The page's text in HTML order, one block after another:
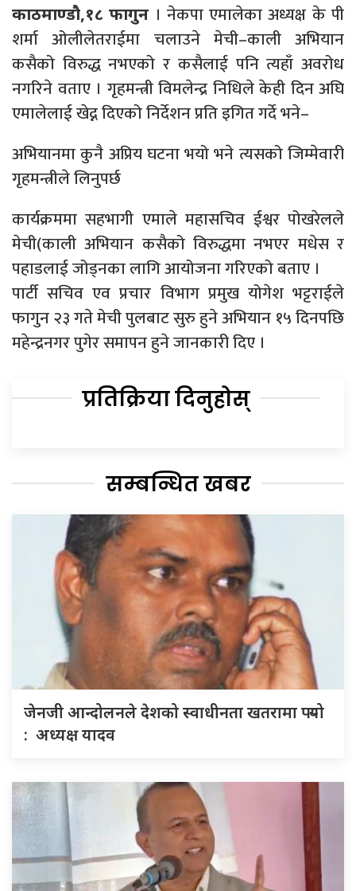
काठमाण्डौ,१८ फागुन । नेकपा एमालेका अध्यक्ष के पी
शर्मा ओलीलेतराईमा चलाउने मेची–काली अभियान
कसैको विरुद्ध नभएको र कसैलाई पनि त्यहाँ अवरोध
नगरिने वताए । गृहमन्त्री विमलेन्द्र निधिले केही दिन अघि
एमालेलाई खेद्न दिएको निर्देशन प्रति इगित गर्दे भने–
अभियानमा कुनै अप्रिय घटना भयो भने त्यसको जिम्मेवारी
गृहमन्त्रीले लिनुपर्छ
कार्यक्रममा सहभागी एमाले महासचिव ईश्वर पोखरेलले
मेची(काली अभियान कसैको विरुद्धमा नभएर मधेस र
पहाडलाई जोड्नका लागि आयोजना गरिएको बताए ।
पार्टी सचिव एव प्रचार विभाग प्रमुख योगेश भट्टराईले
फागुन २३ गते मेची पुलबाट सुरु हुने अभियान १५ दिनपछि
महेन्द्रनगर पुगेर समापन हुने जानकारी दिए ।
प्रतिक्रिया दिनुहोस्
सम्बन्धित खबर
जेनजी आन्दोलनले देशको स्वाधीनता खतरामा पर्‍यो
: अध्यक्ष यादव